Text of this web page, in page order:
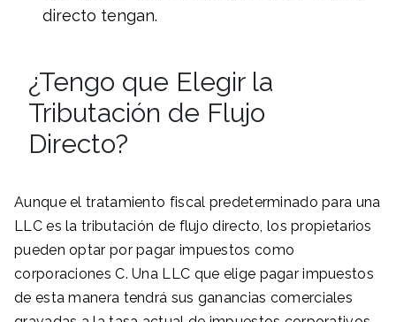
directo tengan.
¿Tengo que Elegir la
Tributación de Flujo
Directo?
Aunque el tratamiento fiscal predeterminado para una
LLC es la tributación de flujo directo, los propietarios
pueden optar por pagar impuestos como
corporaciones C. Una LLC que elige pagar impuestos
de esta manera tendrá sus ganancias comerciales